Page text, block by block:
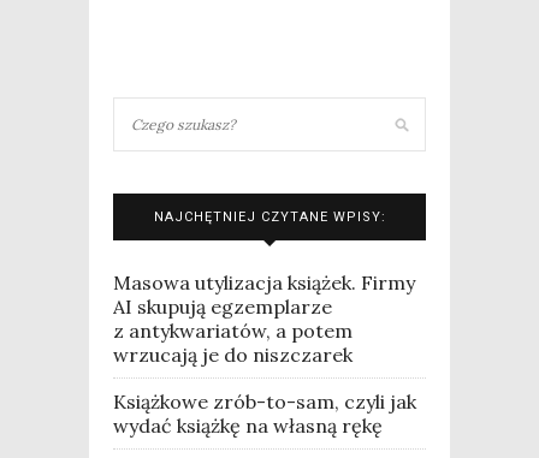
NAJCHĘTNIEJ CZYTANE WPISY:
Masowa utylizacja książek. Firmy
AI skupują egzemplarze
z antykwariatów, a potem
wrzucają je do niszczarek
Książkowe zrób-to-sam, czyli jak
wydać książkę na własną rękę